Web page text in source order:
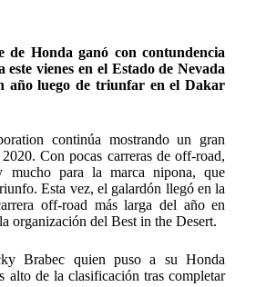
de Honda ganó con contundencia
vienes en el Estado de Nevada
año luego de triunfar en el Dakar
continúa mostrando un gran
Con pocas carreras de off-road,
mucho para la marca nipona, que
Esta vez, el galardón llegó en la
off-road más larga del año en
organización del Best in the Desert.
Brabec quien puso a su Honda
alto de la clasificación tras completar